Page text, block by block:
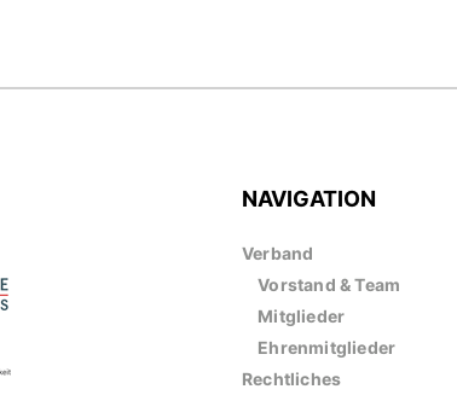
NAVIGATION
Verband
Vorstand & Team
Mitglieder
Ehrenmitglieder
Rechtliches